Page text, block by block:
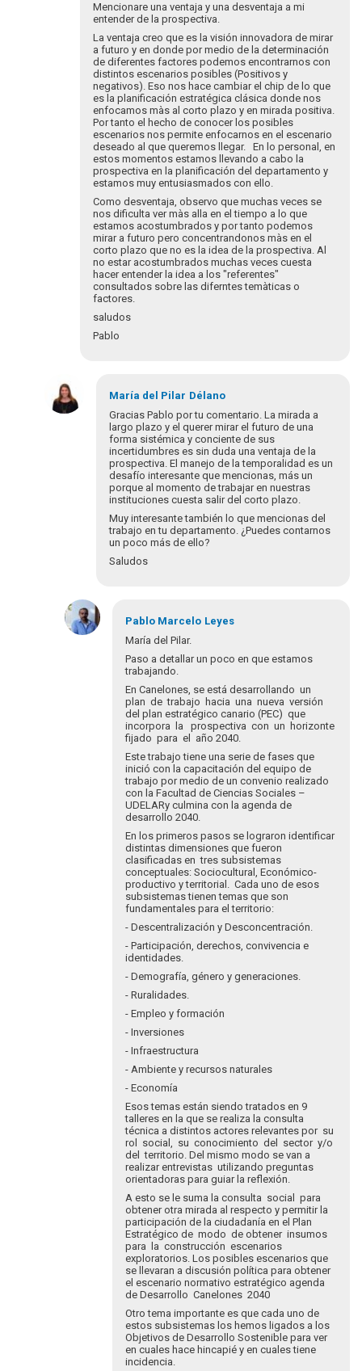
blutman@gmail.com
Mencionare una ventaja y una desventaja a mi
entender de la prospectiva.
La ventaja creo que es la visión innovadora de mirar
a futuro y en donde por medio de la determinación
de diferentes factores podemos encontrarnos con
distintos escenarios posibles (Positivos y
negativos). Eso nos hace cambiar el chip de lo que
es la planificación estratégica clásica donde nos
enfocamos màs al corto plazo y en mirada positiva.
Por tanto el hecho de conocer los posibles
escenarios nos permite enfocarnos en el escenario
deseado al que queremos llegar. En lo personal, en
estos momentos estamos llevando a cabo la
prospectiva en la planificación del departamento y
estamos muy entusiasmados con ello.
Como desventaja, observo que muchas veces se
nos dificulta ver màs alla en el tiempo a lo que
estamos acostumbrados y por tanto podemos
mirar a futuro pero concentrandonos màs en el
corto plazo que no es la idea de la prospectiva. Al
no estar acostumbrados muchas veces cuesta
hacer entender la idea a los "referentes"
consultados sobre las diferntes temàticas o
factores.
saludos
Pablo
María del Pilar Délano
Gracias Pablo por tu comentario. La mirada a
largo plazo y el querer mirar el futuro de una
forma sistémica y conciente de sus
incertidumbres es sin duda una ventaja de la
prospectiva. El manejo de la temporalidad es un
desafío interesante que mencionas, más un
porque al momento de trabajar en nuestras
instituciones cuesta salir del corto plazo.
Muy interesante también lo que mencionas del
trabajo en tu departamento. ¿Puedes contarnos
un poco más de ello?
Saludos
respuesta
Pablo Marcelo Leyes
María del Pilar.
Paso a detallar un poco en que estamos
trabajando.
En Canelones, se está desarrollando un
plan de trabajo hacia una nueva versión
del plan estratégico canario (PEC) que
incorpora la prospectiva con un horizonte
fijado para el año 2040.
Este trabajo tiene una serie de fases que
inició con la capacitación del equipo de
trabajo por medio de un convenio realizado
con la Facultad de Ciencias Sociales –
UDELARy culmina con la agenda de
desarrollo 2040.
En los primeros pasos se lograron identificar
distintas dimensiones que fueron
clasificadas en tres subsistemas
conceptuales: Sociocultural, Económico-
productivo y territorial. Cada uno de esos
subsistemas tienen temas que son
fundamentales para el territorio:
- Descentralización y Desconcentración.
- Participación, derechos, convivencia e
identidades.
- Demografía, género y generaciones.
- Ruralidades.
- Empleo y formación
- Inversiones
- Infraestructura
- Ambiente y recursos naturales
- Economía
Esos temas están siendo tratados en 9
talleres en la que se realiza la consulta
técnica a distintos actores relevantes por su
rol social, su conocimiento del sector y/o
del territorio. Del mismo modo se van a
realizar entrevistas utilizando preguntas
orientadoras para guiar la reflexión.
A esto se le suma la consulta social para
obtener otra mirada al respecto y permitir la
participación de la ciudadanía en el Plan
Estratégico de modo de obtener insumos
para la construcción escenarios
exploratorios. Los posibles escenarios que
se llevaran a discusión política para obtener
el escenario normativo estratégico agenda
de Desarrollo Canelones 2040
Otro tema importante es que cada uno de
estos subsistemas los hemos ligados a los
Objetivos de Desarrollo Sostenible para ver
en cuales hace hincapié y en cuales tiene
incidencia.